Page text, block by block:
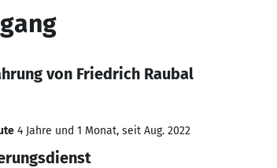
von Friedrich Raubal
4 Jahre und 1 Monat, seit Aug. 2022